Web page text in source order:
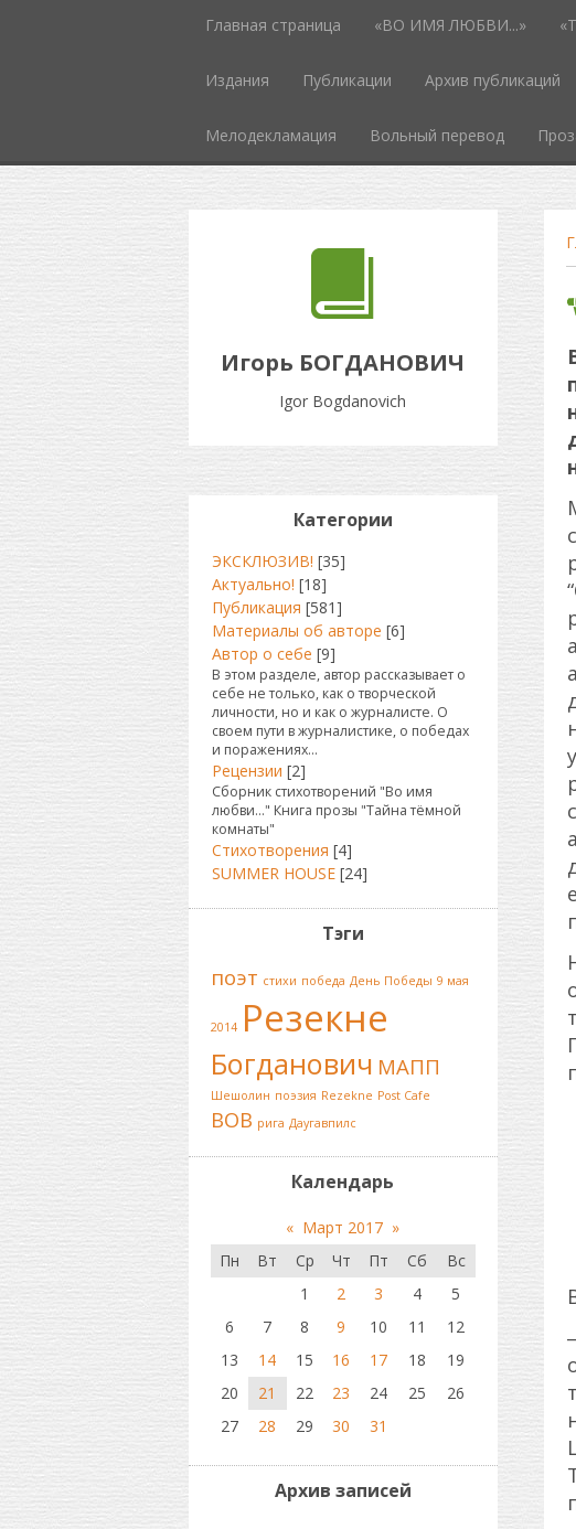
Главная страница «ВО ИМЯ ЛЮБВИ...»
Издания Публикации Архив публикаций
Мелодекламация Вольный перевод
Игорь БОГДАНОВИЧ
Igor Bogdanovich
Категории
ЭКСКЛЮЗИВ! [35]
Актуально! [18]
Публикация [581]
Материалы об авторе [6]
Автор о себе [9]
В этом разделе, автор рассказывает о
себе не только, как о творческой
личности, но и как о журналисте. О
своем пути в журналистике, о победах
и поражениях...
Рецензии [2]
Сборник стихотворений "Во имя
любви..." Книга прозы "Тайна тёмной
комнаты"
Стихотворения [4]
SUMMER HOUSE [24]
Тэги
поэт стихи победа День Победы 9 мая
2014 Резекне
Богданович МАПП
Шешолин поэзия Rezekne Post Cafe
ВОВ рига Даугавпилс
Календарь
« Март 2017 »
Пн
Вт Ср Чт Пт Сб
Вс
1
2 3 4
5
6
7 8 9 10 11
12
13
14 15 16 17 18
19
20
21 22 23 24 25
26
27
28 29 30 31
Архив записей